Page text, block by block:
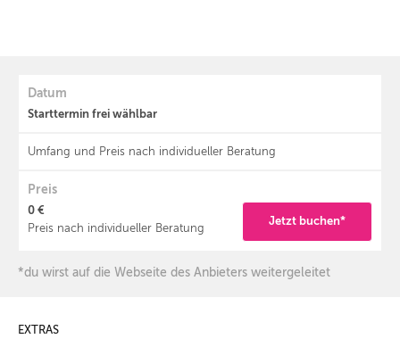
Datum
Starttermin frei wählbar
Umfang und Preis nach individueller Beratung
Preis
0 €
Preis nach individueller Beratung
Jetzt buchen*
*du wirst auf die Webseite des Anbieters weitergeleitet
EXTRAS